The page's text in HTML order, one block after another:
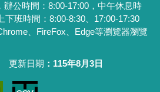
辦公時間：8:00-17:00，中午休息時
下班時間：8:00-8:30、17:00-17:30
、FireFox、Edge等瀏覽器瀏覽
更新日期 115年8月3日